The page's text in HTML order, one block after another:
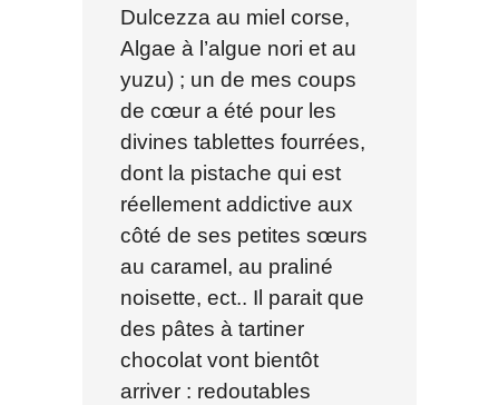
Dulcezza au miel corse,
Algae à l’algue nori et au
yuzu) ; un de mes coups
de cœur a été pour les
divines tablettes fourrées,
dont la pistache qui est
réellement addictive aux
côté de ses petites sœurs
au caramel, au praliné
noisette, ect.. Il parait que
des pâtes à tartiner
chocolat vont bientôt
arriver : redoutables